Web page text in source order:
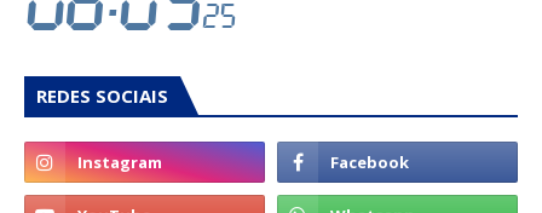
REDES SOCIAIS